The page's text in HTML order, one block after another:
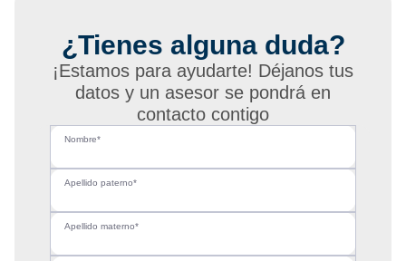
¿Tienes alguna duda?
¡Estamos para ayudarte! Déjanos tus
datos y un asesor se pondrá en
contacto contigo
Nombre*
Apellido paterno*
Apellido materno*